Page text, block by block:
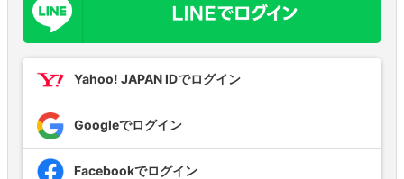
Yahoo! JAPAN IDでログイン
Googleでログイン
Facebookでログイン